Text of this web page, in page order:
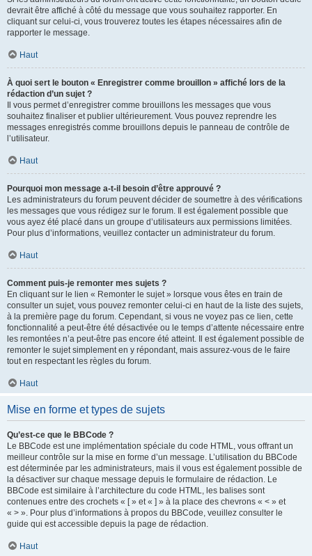
devrait être affiché à côté du message que vous souhaitez rapporter. En
cliquant sur celui-ci, vous trouverez toutes les étapes nécessaires afin de
rapporter le message.
Haut
À quoi sert le bouton « Enregistrer comme brouillon » affiché lors de la
rédaction d’un sujet ?
Il vous permet d’enregistrer comme brouillons les messages que vous
souhaitez finaliser et publier ultérieurement. Vous pouvez reprendre les
messages enregistrés comme brouillons depuis le panneau de contrôle de
l’utilisateur.
Haut
Pourquoi mon message a-t-il besoin d’être approuvé ?
Les administrateurs du forum peuvent décider de soumettre à des vérifications
les messages que vous rédigez sur le forum. Il est également possible que
vous ayez été placé dans un groupe d’utilisateurs aux permissions limitées.
Pour plus d’informations, veuillez contacter un administrateur du forum.
Haut
Comment puis-je remonter mes sujets ?
En cliquant sur le lien « Remonter le sujet » lorsque vous êtes en train de
consulter un sujet, vous pouvez remonter celui-ci en haut de la liste des sujets,
à la première page du forum. Cependant, si vous ne voyez pas ce lien, cette
fonctionnalité a peut-être été désactivée ou le temps d’attente nécessaire entre
les remontées n’a peut-être pas encore été atteint. Il est également possible de
remonter le sujet simplement en y répondant, mais assurez-vous de le faire
tout en respectant les règles du forum.
Haut
Mise en forme et types de sujets
Qu’est-ce que le BBCode ?
Le BBCode est une implémentation spéciale du code HTML, vous offrant un
meilleur contrôle sur la mise en forme d’un message. L’utilisation du BBCode
est déterminée par les administrateurs, mais il vous est également possible de
la désactiver sur chaque message depuis le formulaire de rédaction. Le
BBCode est similaire à l’architecture du code HTML, les balises sont
contenues entre des crochets « [ » et « ] » à la place des chevrons « < » et
« > ». Pour plus d’informations à propos du BBCode, veuillez consulter le
guide qui est accessible depuis la page de rédaction.
Haut